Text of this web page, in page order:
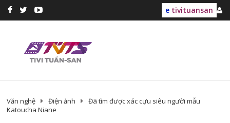
e tivituansan
Văn nghệ Điện ảnh
Đã tìm được xác cựu siêu người mẫu
Katoucha Niane